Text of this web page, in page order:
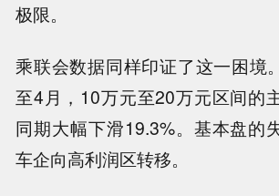
极限。
乘联会数据同样印证了这一困境
至4月，10万元至20万元区间的
同期大幅下滑19.3%。基本盘的
车企向高利润区转移。